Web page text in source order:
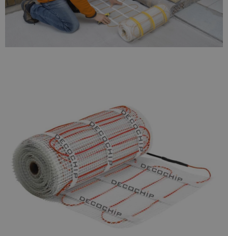
PU GIETVLOER
Gietvloer woonruimte